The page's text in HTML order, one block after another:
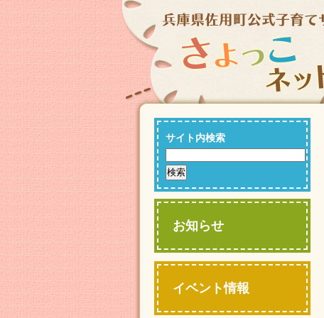
サイト内検索
お知らせ
イベント情報